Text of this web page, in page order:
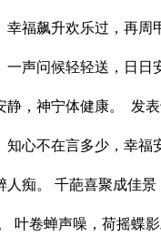
福飙升欢乐过，再周
声问候轻轻送，日日
静，神宁体健康。 发
心不在言多少，幸福
痴。 千葩喜聚成佳
叶卷蝉声噪，荷摇蝶